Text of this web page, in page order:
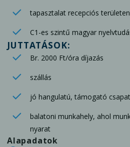
tapasztalat recepciós területen
C1-es szintű magyar
JUTTATÁSOK:
Br. 2000 Ft/óra díjazás
szállás
jó hangulatú, támogató csapat
balatoni munkahely, ahol
nyarat
Alapadatok